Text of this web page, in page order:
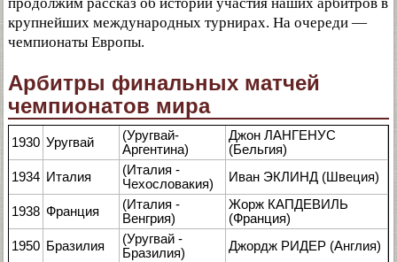
крупнейших международных турнирах. На очереди —
чемпионаты Европы.
Арбитры финальных матчей
чемпионатов мира
1930 Уругвай
(Уругвай-
Аргентина)
Джон ЛАНГЕНУС
(Бельгия)
1934 Италия
(Италия -
Чехословакия)
Иван ЭКЛИНД (Швеция)
1938 Франция
(Италия -
Венгрия)
Жорж КАПДЕВИЛЬ
(Франция)
1950 Бразилия
(Уругвай -
Бразилия)
Джордж РИДЕР (Англия)